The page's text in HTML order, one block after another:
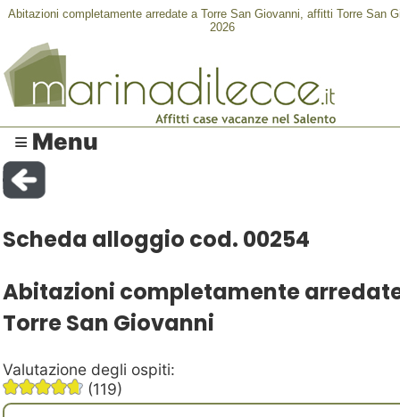
Abitazioni completamente arredate a Torre San Giovanni, affitti Torre San
2026
≡ Menu
Scheda alloggio cod. 00254
Abitazioni completamente
Torre San Giovanni
Valutazione degli ospiti:
(119)